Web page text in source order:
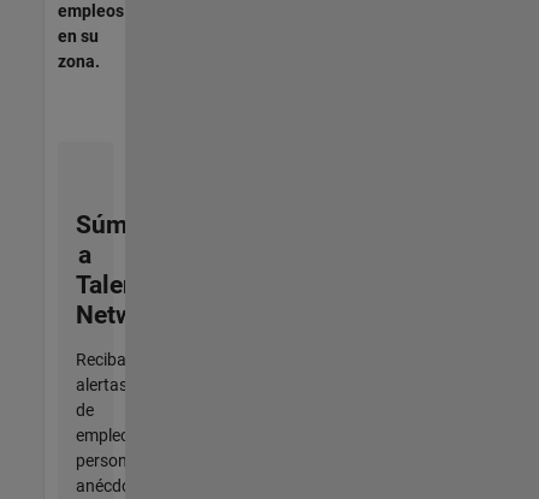
empleos
en su
zona.
Súmese
a
Talent
Network
Reciba
alertas
de
empleo
personalizadas,
anécdotas